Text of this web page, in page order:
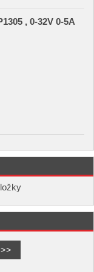
, 0-32V 0-5A